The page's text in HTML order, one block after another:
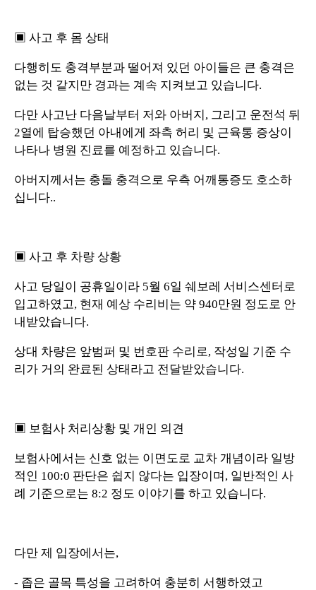
▣ 사고 후 몸 상태
다행히도 충격부분과 떨어져 있던 아이들은 큰 충격은
없는 것 같지만 경과는 계속 지켜보고 있습니다.
다만 사고난 다음날부터 저와 아버지, 그리고 운전석 뒤
2열에 탑승했던 아내에게 좌측 허리 및 근육통 증상이
나타나 병원 진료를 예정하고 있습니다.
아버지께서는 충돌 충격으로 우측 어깨통증도 호소하
십니다..
▣ 사고 후 차량 상황
사고 당일이 공휴일이라 5월 6일 쉐보레 서비스센터로
입고하였고, 현재 예상 수리비는 약 940만원 정도로 안
내받았습니다.
상대 차량은 앞범퍼 및 번호판 수리로, 작성일 기준 수
리가 거의 완료된 상태라고 전달받았습니다.
▣ 보험사 처리상황 및 개인 의견
보험사에서는 신호 없는 이면도로 교차 개념이라 일방
적인 100:0 판단은 쉽지 않다는 입장이며, 일반적인 사
례 기준으로는 8:2 정도 이야기를 하고 있습니다.
다만 제 입장에서는,
- 좁은 골목 특성을 고려하여 충분히 서행하였고